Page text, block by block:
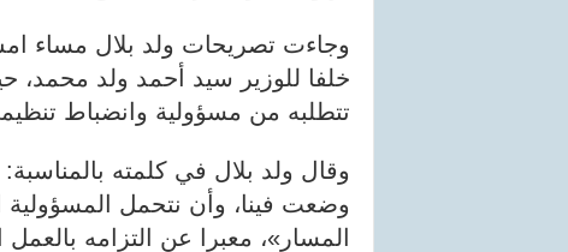
وجاءت تصريحات ولد بلال مساء
خلفا للوزير سيد أحمد ولد محمد،
تتطلبه من مسؤولية وانضباط
وقال ولد بلال في كلمته
وضعت فينا، وأن نتحمل المسؤولية
المسار»، معبرا عن التزامه